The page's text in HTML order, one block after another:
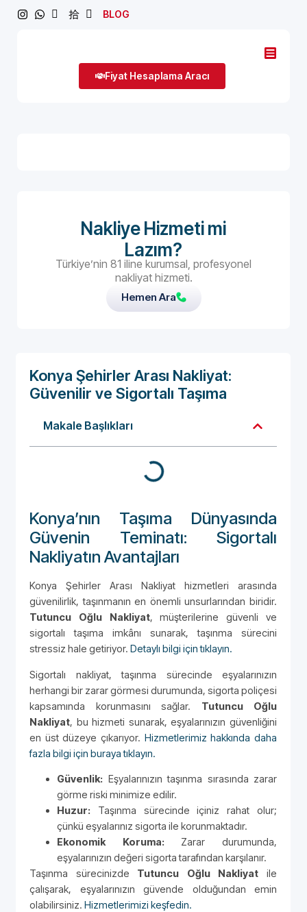
BLOG
Fiyat Hesaplama Aracı
Nakliye Hizmeti mi
Lazım?
Türkiye’nin 81 iline kurumsal, profesyonel
nakliyat hizmeti.
Hemen Ara
Konya Şehirler Arası Nakliyat:
Güvenilir ve Sigortalı Taşıma
Makale Başlıkları
Konya’nın Taşıma Dünyasında
Güvenin Teminatı: Sigortalı
Nakliyatın Avantajları
Konya Şehirler Arası Nakliyat hizmetleri arasında
güvenilirlik, taşınmanın en önemli unsurlarından biridir.
Tutuncu Oğlu Nakliyat, müşterilerine güvenli ve
sigortalı taşıma imkânı sunarak, taşınma sürecini
stressiz hale getiriyor. Detaylı bilgi için tıklayın.
Sigortalı nakliyat, taşınma sürecinde eşyalarınızın
herhangi bir zarar görmesi durumunda, sigorta poliçesi
kapsamında korunmasını sağlar. Tutuncu Oğlu
Nakliyat, bu hizmeti sunarak, eşyalarınızın güvenliğini
en üst düzeye çıkarıyor. Hizmetlerimiz hakkında daha
fazla bilgi için buraya tıklayın.
Güvenlik: Eşyalarınızın taşınma sırasında zarar
görme riski minimize edilir.
Huzur: Taşınma sürecinde içiniz rahat olur;
çünkü eşyalarınız sigorta ile korunmaktadır.
Ekonomik Koruma: Zarar durumunda,
eşyalarınızın değeri sigorta tarafından karşılanır.
Taşınma sürecinizde Tutuncu Oğlu Nakliyat ile
çalışarak, eşyalarınızın güvende olduğundan emin
olabilirsiniz. Hizmetlerimizi keşfedin.